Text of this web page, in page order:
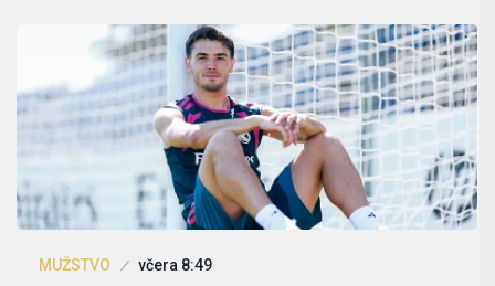
MUŽSTVO včera 8:49